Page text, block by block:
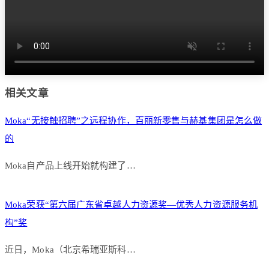
相关文章
Moka“无接触招聘”之远程协作，百丽新零售与赫基集团是怎么做
的
Moka自产品上线开始就构建了…
Moka荣获“第六届广东省卓越人力资源奖—优秀人力资源服务机
构”奖
近日，Moka（北京希瑞亚斯科…